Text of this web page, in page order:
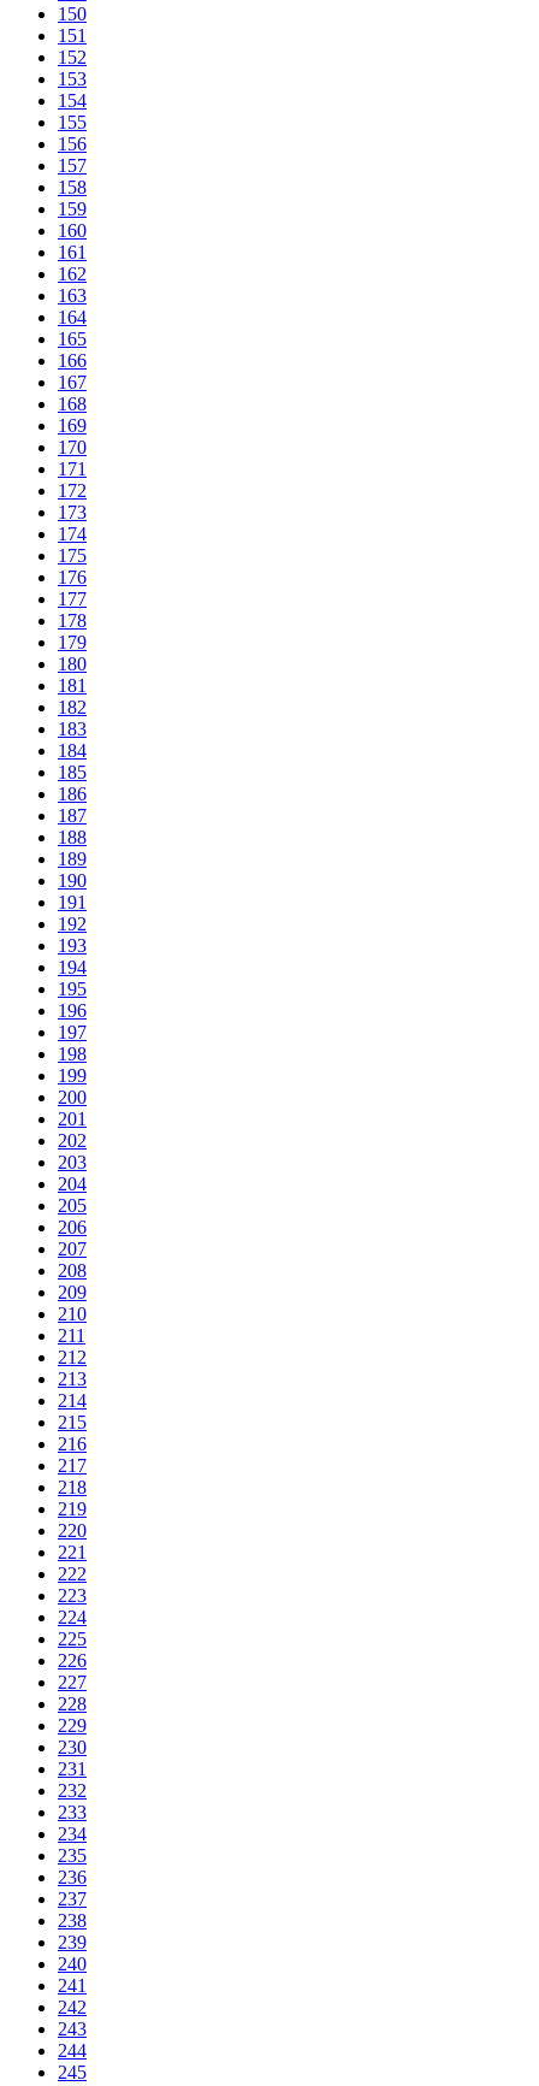
150
151
152
153
154
155
156
157
158
159
160
161
162
163
164
165
166
167
168
169
170
171
172
173
174
175
176
177
178
179
180
181
182
183
184
185
186
187
188
189
190
191
192
193
194
195
196
197
198
199
200
201
202
203
204
205
206
207
208
209
210
211
212
213
214
215
216
217
218
219
220
221
222
223
224
225
226
227
228
229
230
231
232
233
234
235
236
237
238
239
240
241
242
243
244
245